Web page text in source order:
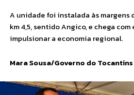
A unidade foi instalada às margens
km 4,5, sentido Angico, e chega
impulsionar a economia regional.
Mara Sousa/Governo do Tocantins